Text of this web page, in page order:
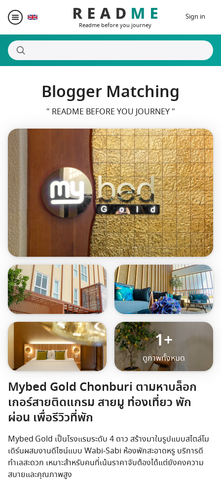
Readme before you journey
Destinations
Writers
Prizes
Blogger Matching
Affiliate
Travel Marketplace
Sign in
Blogger Matching
" README BEFORE YOU JOURNEY "
1+
ดูภาพทั้งหมด
Mybed Gold Chonburi ตามหาบล็อก
เกอร์สายติดแกรม สายมู ท่องเที่ยว พัก
ผ่อน เพื่อรีวิวที่พัก
Mybed Gold เป็นโรงแรมระดับ 4 ดาว สร้างมาในรูปแบบสไตล์โม
เดิร์นผสมงานดีไซน์แบบ Wabi‑Sabi ห้องพักสะอาดหรู บริการดี
ทำเลสะดวก เหมาะสำหรับคนที่เน้นราคาจับต้องได้แต่ยังคงความ
สบายและคุณภาพสูง